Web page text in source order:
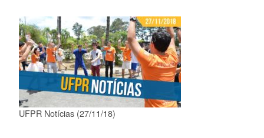
UFPR Notícias (27/11/18)